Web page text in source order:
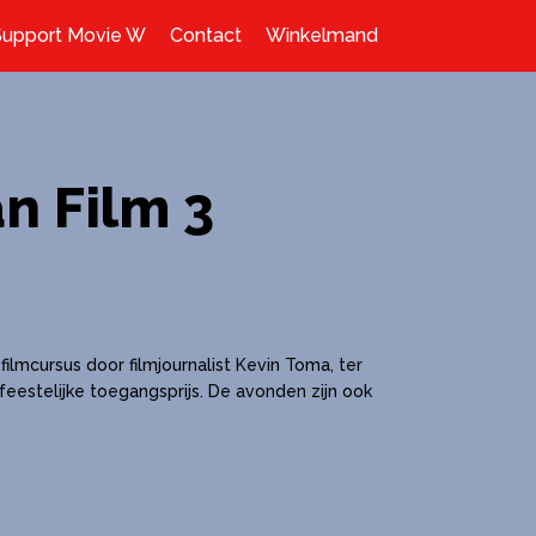
Movie W Contact Winkelmand
Film 3
door filmjournalist Kevin Toma, ter
toegangsprijs. De avonden zijn ook